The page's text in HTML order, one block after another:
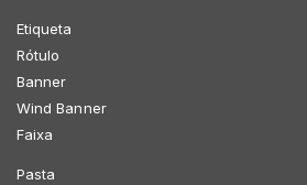
Etiqueta
Rótulo
Banner
Wind Banner
Faixa
Pasta